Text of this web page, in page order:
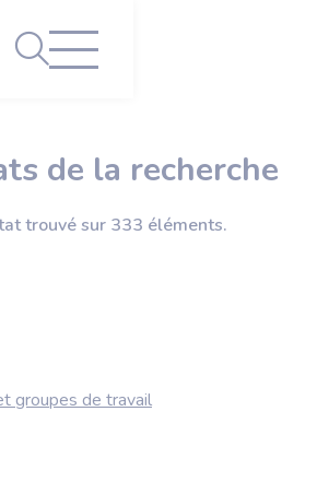
de la recherche
trouvé sur 333 éléments.
groupes de travail
cookies